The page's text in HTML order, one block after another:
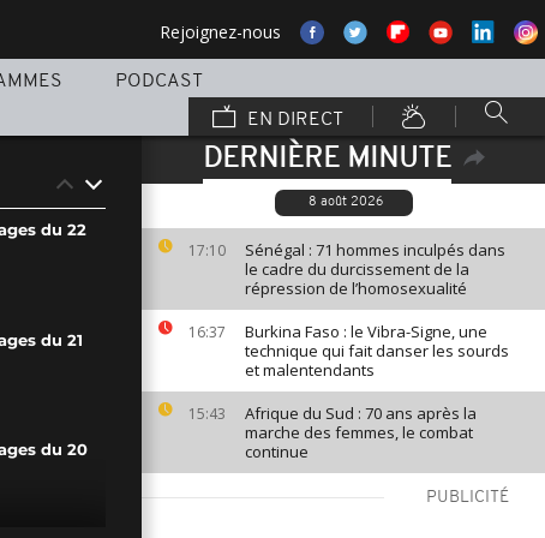
Rejoignez-nous
PODCAST
EN DIRECT
DERNIÈRE MINUTE
8 août 2026
17:10
Sénégal : 71 hommes inculpés dans
le cadre du durcissement de la
répression de l’homosexualité
16:37
Burkina Faso : le Vibra-Signe, une
technique qui fait danser les sourds
et malentendants
15:43
Afrique du Sud : 70 ans après la
marche des femmes, le combat
continue
PUBLICITÉ
du 22
du 21
du 20